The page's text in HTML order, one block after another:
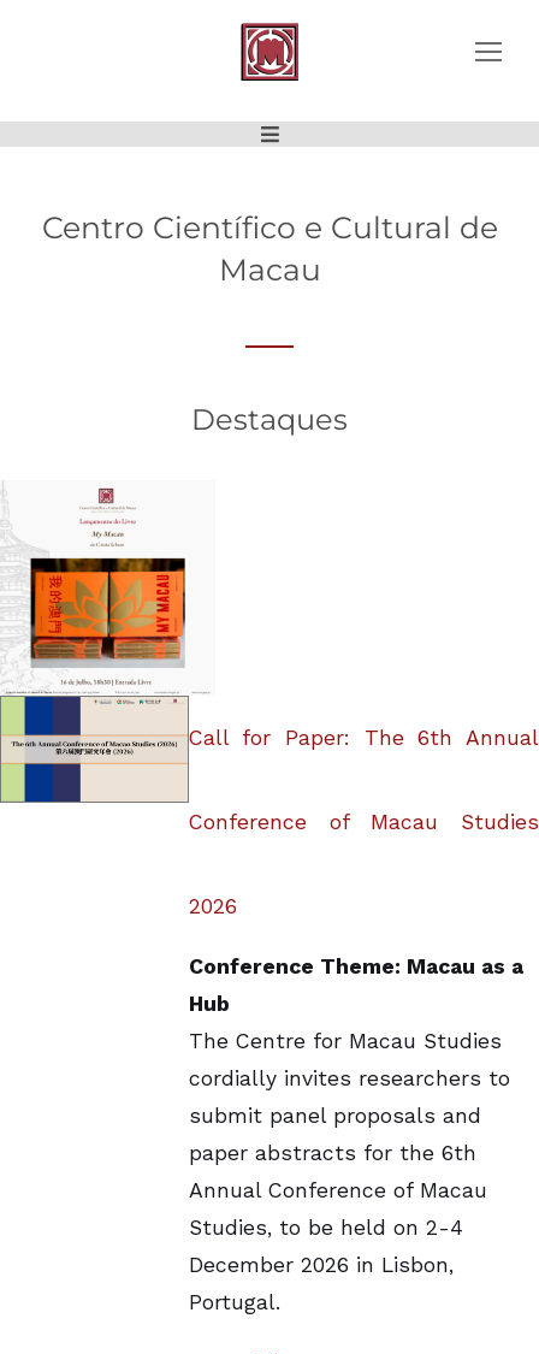
Centro Científico e Cultural de
Macau
Destaques
Call for Paper: The 6th Annual
Conference of Macau Studies
2026
Conference Theme: Macau as a
Hub
The Centre for Macau Studies
cordially invites researchers to
submit panel proposals and
paper abstracts for the 6th
Annual Conference of Macau
Studies, to be held on 2-4
December 2026 in Lisbon,
Portugal.